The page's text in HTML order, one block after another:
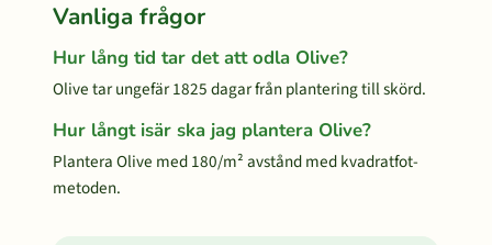
Vanliga frågor
Hur lång tid tar det att odla Olive?
Olive tar ungefär 1825 dagar från plantering till skörd.
Hur långt isär ska jag plantera Olive?
Plantera Olive med 180/m² avstånd med kvadratfot-
metoden.